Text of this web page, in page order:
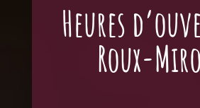
Heures
Roux-